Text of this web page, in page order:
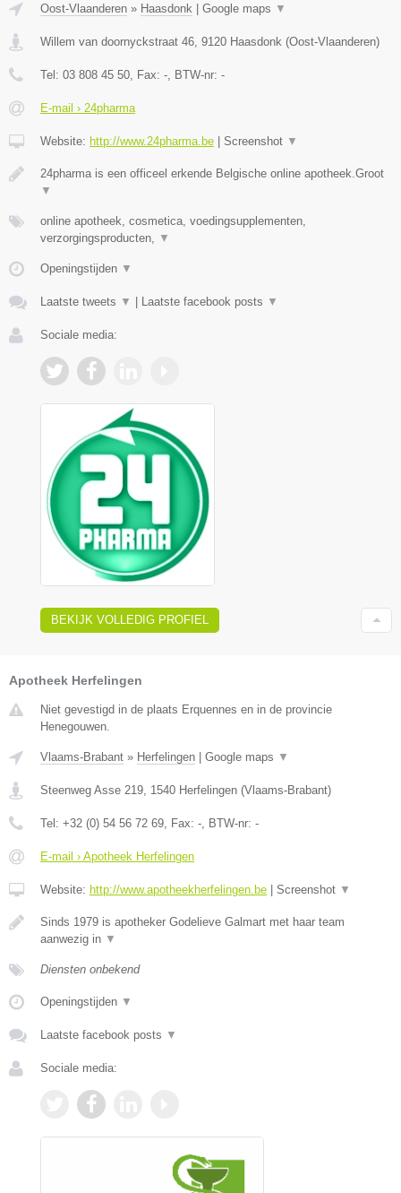
Oost-Vlaanderen » Haasdonk Google maps ▼
Willem van doornyckstraat 46 9120 Haasdonk (Oost-Vlaanderen)
Tel: 03 808 45 50 , Fax: - , BTW-nr: -
E-mail › 24pharma
Website: http://www.24pharma.be Screenshot ▼
24pharma is een officeel erkende Belgische online apotheek.Groot
▼
online apotheek, cosmetica, voedingsupplementen,
verzorgingsproducten,
▼
Openingstijden ▼
Laatste tweets ▼ Laatste facebook posts ▼
Sociale media:
BEKIJK VOLLEDIG PROFIEL
Apotheek Herfelingen
Niet gevestigd in de plaats Erquennes en in de provincie
Henegouwen.
Vlaams-Brabant » Herfelingen Google maps ▼
Steenweg Asse 219 1540 Herfelingen (Vlaams-Brabant)
Tel: +32 (0) 54 56 72 69 , Fax: - , BTW-nr: -
E-mail › Apotheek Herfelingen
Website: http://www.apotheekherfelingen.be Screenshot ▼
Sinds 1979 is apotheker Godelieve Galmart met haar team
aanwezig in ▼
Diensten onbekend
Openingstijden ▼
Laatste facebook posts ▼
Sociale media: